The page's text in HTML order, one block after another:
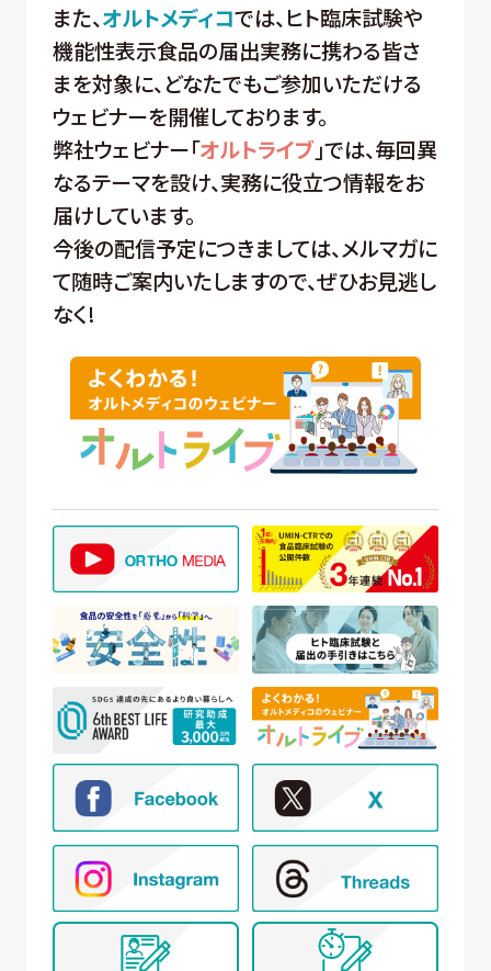
また、オルトメディコでは、ヒト臨床試験や
機能性表示食品の届出実務に携わる皆さ
まを対象に、どなたでもご参加いただける
ウェビナーを開催しております。
弊社ウェビナー「オルトライブ」では、毎回異
なるテーマを設け、実務に役立つ情報をお
届けしています。
今後の配信予定につきましては、メルマガに
て随時ご案内いたしますので、ぜひお見逃し
なく!